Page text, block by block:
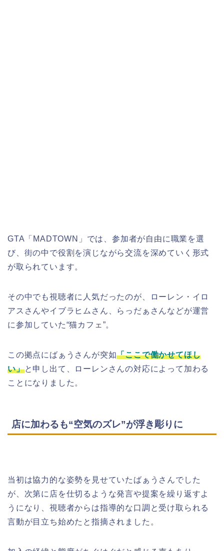
GTA「MADTOWN」では、参加者が自由に職業を選
び、街の中で役割を演じながら交流を深めていく形式
が取られています。
その中でも視聴者に人気だったのが、ローレン・イロ
アスさんやイブラヒムさん、らっだぁさんなどが運営
に参加していた“猫カフェ”。
この拠点にばぁうさんが突如「ここで働かせてほし
い」と申し出て、ローレンさんの対応によって加わる
ことになりました。
店に加わるも“空気のズレ”が浮き彫りに
当初は協力的な姿勢を見せていたばぁうさんでした
が、次第に店を仕切るような発言や提案を繰り返すよ
うになり、視聴者からは指導的な口調と受け取られる
言動が目立ち始めたと指摘されました。